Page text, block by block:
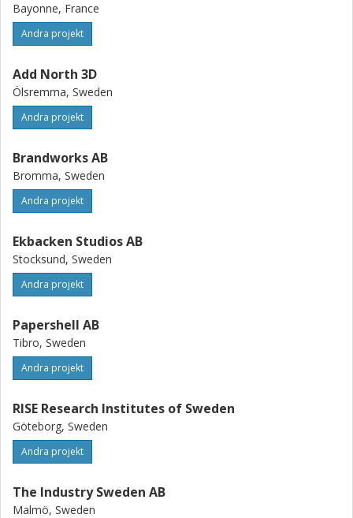
Bayonne, France
Andra projekt
Add North 3D
Ölsremma, Sweden
Andra projekt
Brandworks AB
Bromma, Sweden
Andra projekt
Ekbacken Studios AB
Stocksund, Sweden
Andra projekt
Papershell AB
Tibro, Sweden
Andra projekt
RISE Research Institutes of Sweden
Göteborg, Sweden
Andra projekt
The Industry Sweden AB
Malmö, Sweden